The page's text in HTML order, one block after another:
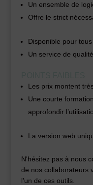
Un ensemble de
Offre le strict
Disponible pour
Un service de qualité
Les prix montent
Une courte
approfondir
La version web
N'hésitez pas à nous
de nos collaborateurs
l'un de ces outils.